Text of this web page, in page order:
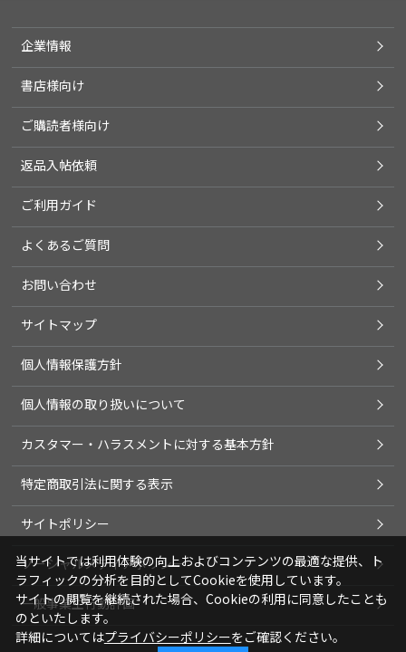
企業情報
書店様向け
ご購読者様向け
返品入帖依頼
ご利用ガイド
よくあるご質問
お問い合わせ
サイトマップ
個人情報保護方針
個人情報の取り扱いについて
カスタマー・ハラスメントに対する基本方針
特定商取引法に関する表示
サイトポリシー
ソーシャルメディアポリシー
一般事業主行動計画
当サイトでは利用体験の向上およびコンテンツの最適な提供、ト
ラフィックの分析を目的としてCookieを使用しています。
サイトの閲覧を継続された場合、Cookieの利用に同意したことも
のといたします。
詳細についてはプライバシーポリシーをご確認ください。